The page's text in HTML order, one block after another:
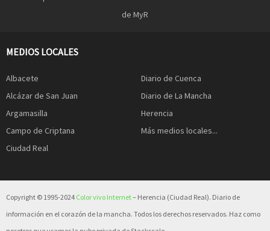
de MyR
MEDIOS LOCALES
Albacete
Alcázar de San Juan
Argamasilla
Campo de Criptana
Ciudad Real
Diario de Cuenca
Diario de La Mancha
Herencia
Más medios locales...
Copyright © 1995-2024 Color vivo Internet– Herencia (Ciudad Real). Diario de
información en el corazón de la mancha. Todos los derechos reservados. Haz como